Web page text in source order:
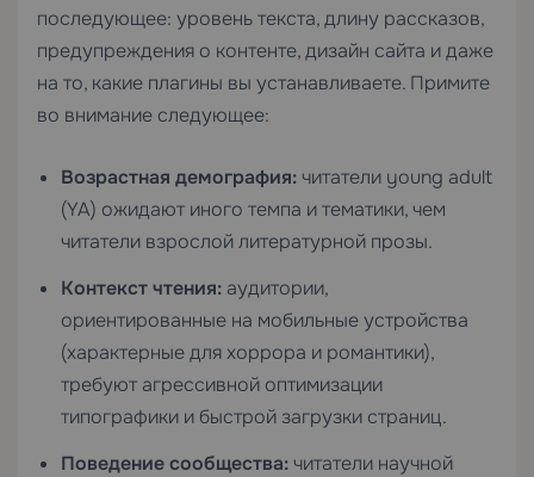
последующее: уровень текста, длину рассказов,
предупреждения о контенте, дизайн сайта и даже
на то, какие плагины вы устанавливаете. Примите
во внимание следующее:
Возрастная демография:читатели young adult
(YA) ожидают иного темпа и тематики, чем
читатели взрослой литературной прозы.
Контекст чтения: аудитории,
ориентированные на мобильные устройства
(характерные для хоррора и романтики),
требуют агрессивной оптимизации
типографики и быстрой загрузки страниц.
Поведение сообщества:читатели научной